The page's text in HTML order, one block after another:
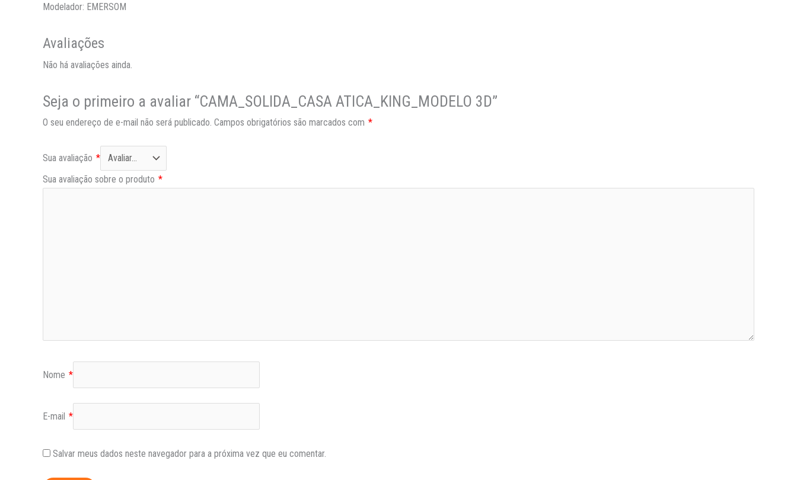
Modelador: EMERSOM
Avaliações
Não há avaliações ainda.
Seja o primeiro a avaliar “CAMA_SOLIDA_CASA ATICA_KING_MODELO 3D”
O seu endereço de e-mail não será publicado. Campos obrigatórios são marcados com *
Sua avaliação *
Sua avaliação sobre o produto *
Nome *
E-mail *
Salvar meus dados neste navegador para a próxima vez que eu comentar.